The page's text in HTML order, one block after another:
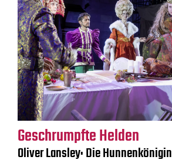
Geschrumpfte Helden
Oliver Lansley: Die Hunnenkönigin